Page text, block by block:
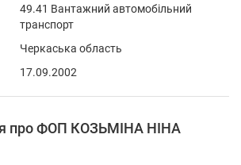
49.41 Вантажний автомобільний
транспорт
Черкаська область
17.09.2002
про ФОП КОЗЬМІНА НІНА